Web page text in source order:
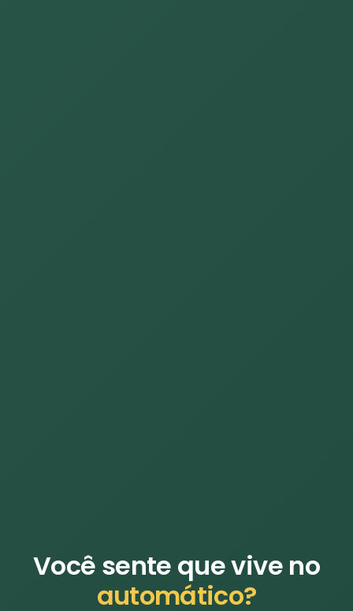
Você sente que vive no
automático?